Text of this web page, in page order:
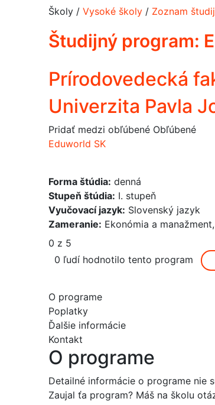
Školy / Vysoké školy / Zoznam
Študijný program:
Prírodovedecká
Univerzita Pavla
Pridať medzi obľúbené Obľúbené
Eduworld SK
Forma štúdia: denná
Stupeň štúdia: I. stupeň
Vyučovací jazyk: Slovenský jazyk
Zameranie: Ekonómia a
0 z 5
0 ľudí hodnotilo tento program
O programe
Poplatky
Ďalšie informácie
Kontakt
O programe
Detailné informácie o programe nie
Zaujal ťa program? Máš na školu